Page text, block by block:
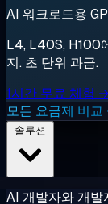
AI 워크로드용
L4, L40S, H100
지. 초 단위 과금.
1시간 무료 체험 →
모든 요금제 비
AI 개발자와 개발